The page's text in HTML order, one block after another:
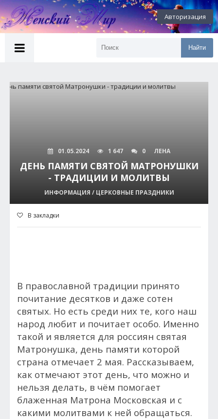
Авторизация
Найти
01.05.2024 1 647 0 ЛЕНА
ДЕНЬ ПАМЯТИ СВЯТОЙ МАТРОНУШКИ
- ТРАДИЦИИ И МОЛИТВЫ
ИНФОРМАЦИЯ / ЦЕРКОВНЫЕ ПРАЗДНИКИ
В закладки
В православной традиции принято
почитание десятков и даже сотен
святых. Но есть среди них те, кого наш
народ любит и почитает особо. Именно
такой и является для россиян святая
Матронушка, день памяти которой
страна отмечает 2 мая. Рассказываем,
как отмечают этот день, что можно и
нельзя делать, в чём помогает
блаженная Матрона Московская и с
какими молитвами к ней обращаться.